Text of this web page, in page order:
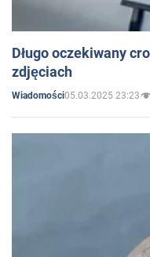
Długo oczekiwany
zdjęciach
Wiadomości05.03.2025 23:23